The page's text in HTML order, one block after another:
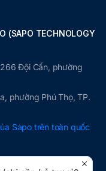
(SAPO TECHNOLOGY
Đội Cấn, phường
phường Phú Thọ, TP.
Sapo trên toàn quốc